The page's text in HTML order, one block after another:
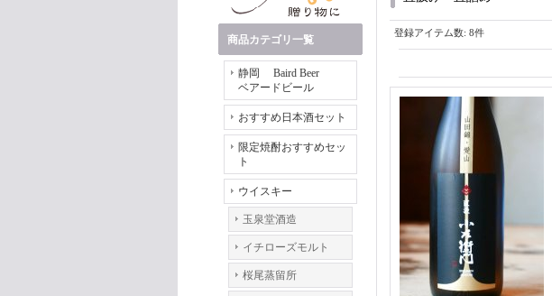
商品カテゴリ一覧
静岡 Baird Beer
ベアードビール
おすすめ日本酒セット
限定焼酎おすすめセッ
ト
ウイスキー
玉泉堂酒造
イチローズモルト
桜尾蒸留所
登録アイテム数: 8件